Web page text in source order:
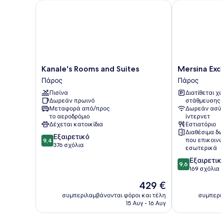
Kanale's
Rooms
and
Suites
Πάρος
Kanale's Rooms and Suites
Πάρος
Πισίνα
Δωρεάν πρωινό
Μεταφορά από/προς
το αεροδρόμιο
Δέχεται κατοικίδια
9.4
στα
9,4 Εξαιρετικό
376 σχόλια
Η
τιμή
είναι
429 €
συμπεριλαμβάνονται φόροι και τέλη
15 Αυγ - 16 Αυγ
Kanale's Rooms and Suites
Mersina
Exclusive
Πάρος
Mersina
Πάρος
Διατίθεται
στάθμευσης
Δωρεάν
ίντερνετ
Εστιατόριο
Διαθέσιμα
που
εσωτερικά
9.6
στα
9,6
169 σχόλια
Mersina